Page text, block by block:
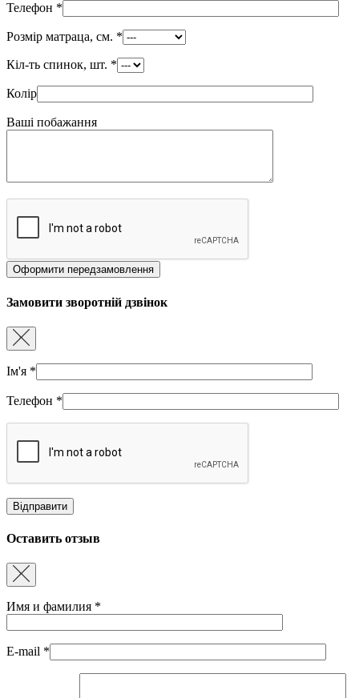
Телефон *
Розмір матраца, см. *
Кіл-ть спинок, шт. *
Колір
Ваші побажання
Замовити зворотній дзвінок
Ім'я *
Телефон *
Оставить отзыв
Имя и фамилия *
E-mail *